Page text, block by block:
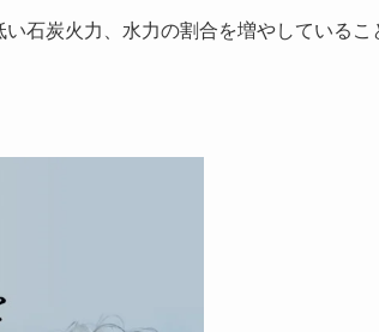
石炭火力、水力の割合を増やしている